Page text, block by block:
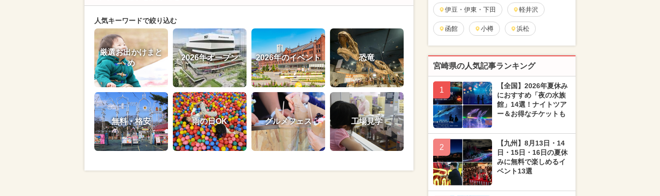
人気キーワードで絞り込む
厳選お出かけまと
め
2026年オープン 2026年のイベント 恐竜
無料・格安 雨の日OK グルメフェス 工場見学
伊豆・伊東・下田 軽井沢
函館 小樽 浜松
宮崎県の人気記事ランキング
1
【全国】2026年夏休み
におすすめ「夜の水族
館」14選！ナイトツア
ー＆お得なチケットも
2
【九州】8月13日・14
日・15日・16日の夏休
みに無料で楽しめるイ
ベント13選